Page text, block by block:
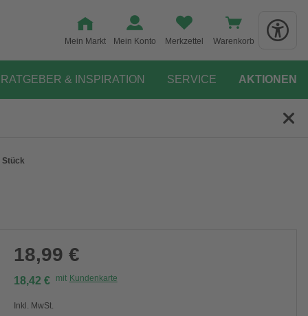
Mein Markt Mein Konto Merkzettel Warenkorb
RATGEBER & INSPIRATION SERVICE AKTIONEN
Stück
18,99 €
18,42 € mit Kundenkarte
Inkl. MwSt.